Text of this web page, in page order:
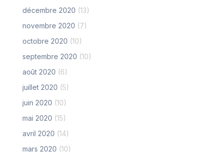
décembre 2020 (13)
novembre 2020 (7)
octobre 2020 (10)
septembre 2020 (10)
août 2020 (6)
juillet 2020 (5)
juin 2020 (10)
mai 2020 (15)
avril 2020 (14)
mars 2020 (10)